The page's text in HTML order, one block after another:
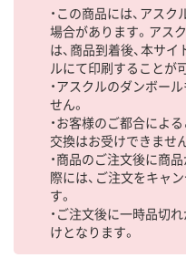
・この商品には、アス
場合があります。アス
は、商品到着後、本サ
ルにて印刷することが
・アスクルのダンボー
せん。
・お客様のご都合による
交換はお受けできません
・商品のご注文後に商
際には、ご注文をキャ
す。
・ご注文後に一時品切
けとなります。